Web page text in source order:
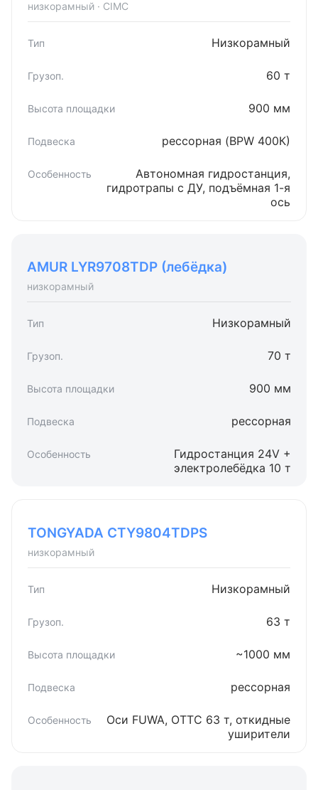
низкорамный · CIMC
Низкорамный
60 т
900 мм
рессорная (BPW 400К)
Автономная гидростанция,
гидротрапы с ДУ, подъёмная 1-я
ось
AMUR LYR9708TDP (лебёдка)
низкорамный
Низкорамный
70 т
900 мм
рессорная
Гидростанция 24V +
электролебёдка 10 т
TONGYADA CTY9804TDPS
низкорамный
Низкорамный
63 т
~1000 мм
рессорная
Оси FUWA, ОТТС 63 т, откидные
уширители